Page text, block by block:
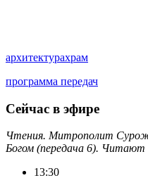
архитектурахрам
программа передач
Сейчас в эфире
Чтения. Митрополит
Богом (передача 6).
13:30